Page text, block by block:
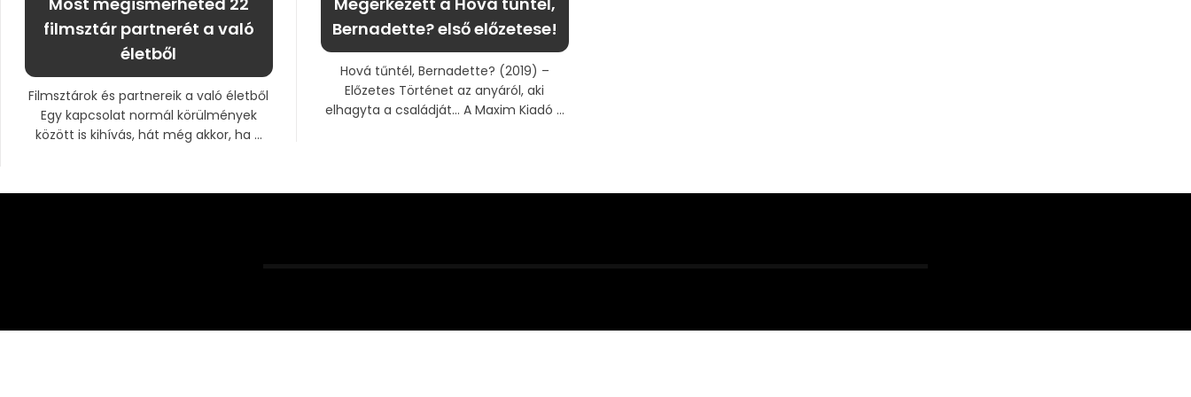
filmsztár partnerét a való
életből
Filmsztárok és partnereik a való életből
Egy kapcsolat normál körülmények
között is kihívás, hát még akkor, ha ...
Bernadette? első előzetese!
Hová tűntél, Bernadette? (2019) –
Előzetes Történet az anyáról, aki
elhagyta a családját… A Maxim Kiadó ...